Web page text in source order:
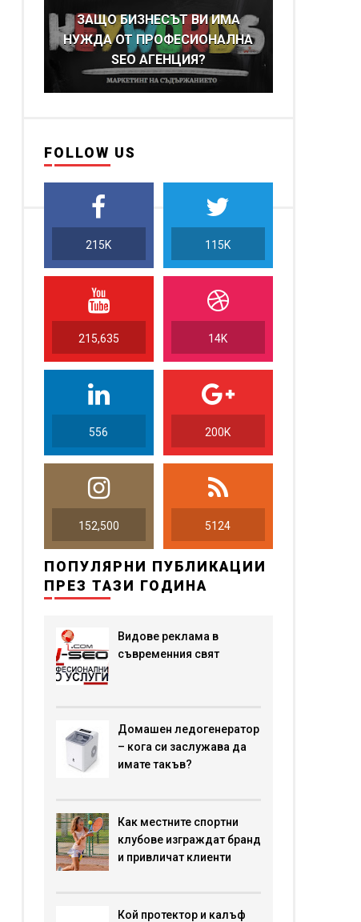
ЗАЩО БИЗНЕСЪТ ВИ ИМА
НУЖДА ОТ ПРОФЕСИОНАЛНА
SEO АГЕНЦИЯ?
FOLLOW US
215K 115K
215,635 14K
556 200K
152,500 5124
ПОПУЛЯРНИ ПУБЛИКАЦИИ
ПРЕЗ ТАЗИ ГОДИНА
Видове реклама в
съвременния свят
Домашен ледогенератор
– кога си заслужава да
имате такъв?
Как местните спортни
клубове изграждат бранд
и привличат клиенти
Кой протектор и калъф